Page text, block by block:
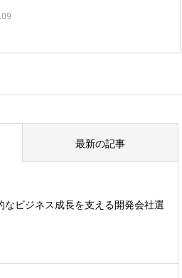
最新の記事
なビジネス成長を支える開発会社選